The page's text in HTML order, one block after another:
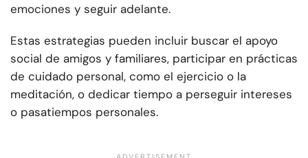
emociones y seguir adelante.
Estas estrategias pueden incluir buscar el apoyo
social de amigos y familiares, participar en prácticas
de cuidado personal, como el ejercicio o la
meditación, o dedicar tiempo a perseguir intereses
o pasatiempos personales.